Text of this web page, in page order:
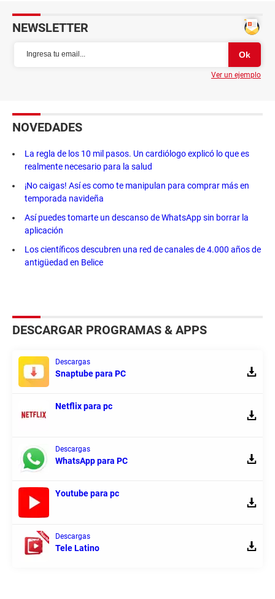
NEWSLETTER
Ver un ejemplo
NOVEDADES
La regla de los 10 mil pasos. Un cardiólogo explicó lo que es
realmente necesario para la salud
¡No caigas! Así es como te manipulan para comprar más en
temporada navideña
Así puedes tomarte un descanso de WhatsApp sin borrar la
aplicación
Los científicos descubren una red de canales de 4.000 años de
antigüedad en Belice
DESCARGAR PROGRAMAS & APPS
Descargas
Snaptube para PC
Netflix para pc
Descargas
WhatsApp para PC
Youtube para pc
Descargas
Tele Latino